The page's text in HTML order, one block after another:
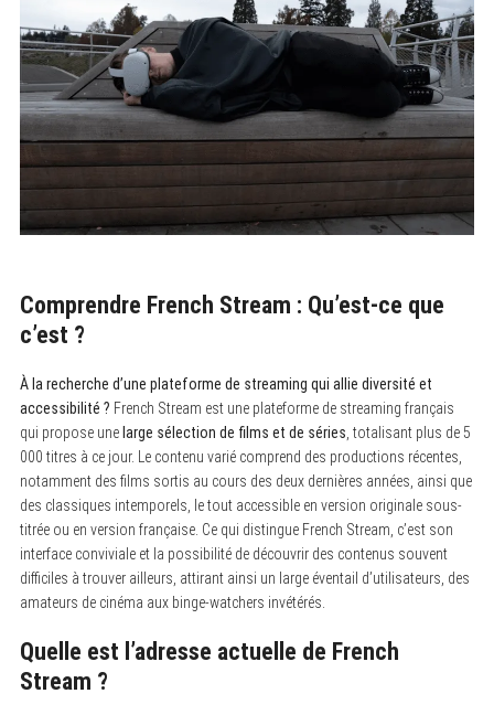
Comprendre French Stream : Qu’est-ce que
c’est ?
À la recherche d’une plateforme de streaming qui allie diversité et
accessibilité ? French Stream est une plateforme de streaming français
qui propose une large sélection de films et de séries , totalisant plus de 5
000 titres à ce jour. Le contenu varié comprend des productions récentes,
notamment des films sortis au cours des deux dernières années, ainsi que
des classiques intemporels, le tout accessible en version originale sous-
titrée ou en version française. Ce qui distingue French Stream, c’est son
interface conviviale et la possibilité de découvrir des contenus souvent
difficiles à trouver ailleurs, attirant ainsi un large éventail d’utilisateurs, des
amateurs de cinéma aux binge-watchers invétérés.
Quelle est l’adresse actuelle de French
Stream ?